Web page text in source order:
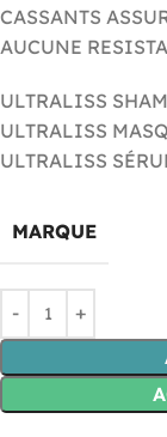
CASSANTS
AUCUNE
ULTRALISS
ULTRALISS
ULTRALISS
MARQUE